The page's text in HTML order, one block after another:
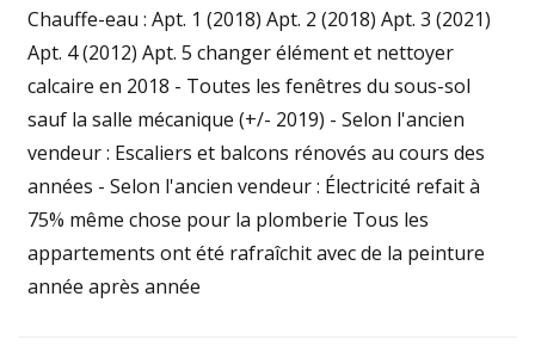
Chauffe-eau : Apt. 1 (2018) Apt. 2 (2018) Apt. 3 (2021)
Apt. 4 (2012) Apt. 5 changer élément et nettoyer
calcaire en 2018 - Toutes les fenêtres du sous-sol
sauf la salle mécanique (+/- 2019) - Selon l'ancien
vendeur : Escaliers et balcons rénovés au cours des
années - Selon l'ancien vendeur : Électricité refait à
75% même chose pour la plomberie Tous les
appartements ont été rafraîchit avec de la peinture
année après année